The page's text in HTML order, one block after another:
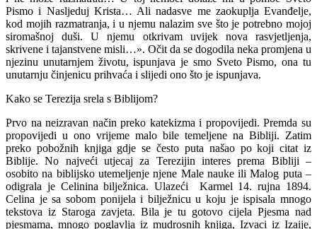
Pismo i Nasljeduj Krista… Ali nadasve me zaokuplja Evanđelje,
kod mojih razmatranja, i u njemu nalazim sve što je potrebno mojoj
siromašnoj duši. U njemu otkrivam uvijek nova rasvjetljenja,
skrivene i tajanstvene misli…». Očit da se dogodila neka promjena u
njezinu unutarnjem životu, ispunjava je smo Sveto Pismo, ona tu
unutarnju činjenicu prihvaća i slijedi ono što je ispunjava.
Kako se Terezija srela s Biblijom?
Prvo na neizravan način preko katekizma i propovijedi. Premda su
propovijedi u ono vrijeme malo bile temeljene na Bibliji. Zatim
preko pobožnih knjiga gdje se često puta našao po koji citat iz
Biblije. No najveći utjecaj za Terezijin interes prema Bibliji –
osobito na biblijsko utemeljenje njene Male nauke ili Malog puta –
odigrala je Celinina bilježnica. Ulazeći Karmel 14. rujna 1894.
Celina je sa sobom ponijela i bilježnicu u koju je ispisala mnogo
tekstova iz Staroga zavjeta. Bila je tu gotovo cijela Pjesma nad
pjesmama, mnogo poglavlja iz mudrosnih knjiga, Izvaci iz Izaije,